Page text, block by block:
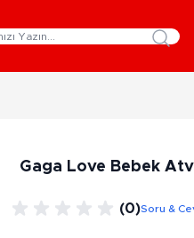
Et Bebekler
Fonksiyonlu Bebekler
Gaga Love Bebek
(0)Soru &